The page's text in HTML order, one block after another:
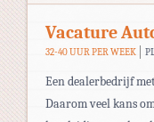
Vacature
32-40 UUR PER WEEK
Een dealerbedrijf
Daarom veel kans